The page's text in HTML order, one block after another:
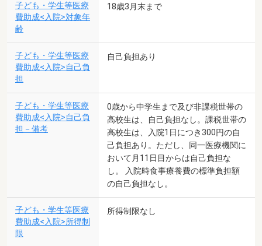
子ども・学生等医療
費助成<入院>対象年
齢
18歳3月末まで
子ども・学生等医療
費助成<入院>自己負
担
自己負担あり
子ども・学生等医療
費助成<入院>自己負
担－備考
0歳から中学生まで及び非課税世帯の
高校生は、自己負担なし。課税世帯の
高校生は、入院1日につき300円の自
己負担あり。ただし、同一医療機関に
おいて月11日目からは自己負担な
し。 入院時食事療養費の標準負担額
の自己負担なし。
子ども・学生等医療
費助成<入院>所得制
限
所得制限なし